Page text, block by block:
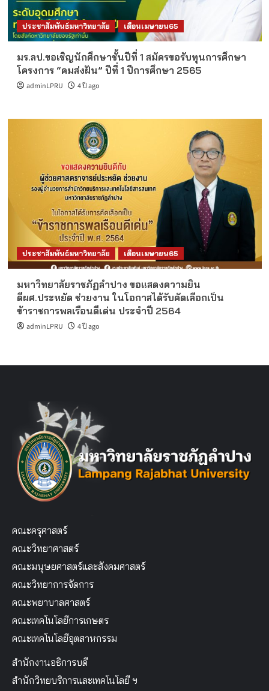
ประชาสัมพันธ์มหาวิทยาลัย เดือนเมษายน65
มร.ลป.ขอเชิญนักศึกษาชั้นปีที่ 1 สมัครขอรับทุนการศึกษา
โครงการ “คมส่งฝัน” ปีที่ 1 ปีการศึกษา 2565
adminLPRU 4 ปี ago
ประชาสัมพันธ์มหาวิทยาลัย เดือนเมษายน65
มหาวิทยาลัยราชภัฏลำปาง ขอแสดงความยิน
ดีผศ.ประหยัด ช่วยงาน ในโอกาสได้รับคัดเลือกเป็น
ข้าราชการพลเรือนดีเด่น ประจำปี 2564
adminLPRU 4 ปี ago
คณะครุศาสตร์
คณะวิทยาศาสตร์
คณะมนุษยศาสตร์และสังคมศาสตร์
คณะวิทยาการจัดการ
คณะพยาบาลศาสตร์
คณะเทคโนโลยีการเกษตร
คณะเทคโนโลยีอุตสาหกรรม
สำนักงานอธิการบดี
สำนักวิทยบริการและเทคโนโลยี ฯ